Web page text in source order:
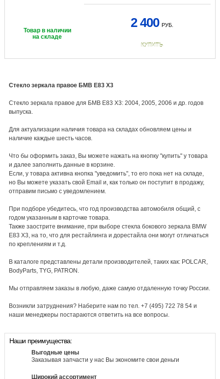
Товар в наличии
на складе
2 400 РУБ.
КУПИТЬ
Стекло зеркала правое БМВ Е83 X3
Стекло зеркала правое для БМВ E83 X3: 2004, 2005, 2006 и др. годов
выпуска.
Для актуализации наличия товара на складах обновляем цены и
наличие каждые шесть часов.
Что бы оформить заказ, Вы можете нажать на кнопку "купить" у товара
и далее заполнить данные в корзине.
Если, у товара активна кнопка "уведомить", то его пока нет на складе,
но Вы можете указать свой Email и, как только он поступит в продажу,
отправим письмо с уведомлением.
При подборе убедитесь, что год производства автомобиля общий, с
годом указанным в карточке товара.
Также заострите внимание, при выборе стекла бокового зеркала BMW
E83 X3, на то, что для рестайлинга и дорестайла они могут отличаться
по креплениям и т.д.
В каталоге представлены детали производителей, таких как: POLCAR,
BodyParts, TYG, PATRON.
Мы отправляем заказы в любую, даже самую отдаленную точку России.
Возникли затруднения? Наберите нам по тел. +7 (495) 722 78 54 и
наши менеджеры постараются ответить на все вопросы.
Наши преимущества:
Выгодные цены
Заказывая запчасти у нас Вы экономите свои деньги
Широкий ассортимент